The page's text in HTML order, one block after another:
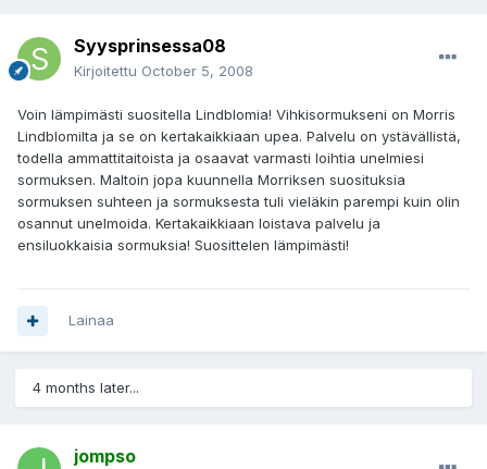
Syysprinsessa08
Kirjoitettu October 5, 2008
Voin lämpimästi suositella Lindblomia! Vihkisormukseni on Morris
Lindblomilta ja se on kertakaikkiaan upea. Palvelu on ystävällistä,
todella ammattitaitoista ja osaavat varmasti loihtia unelmiesi
sormuksen. Maltoin jopa kuunnella Morriksen suosituksia
sormuksen suhteen ja sormuksesta tuli vieläkin parempi kuin olin
osannut unelmoida. Kertakaikkiaan loistava palvelu ja
ensiluokkaisia sormuksia! Suosittelen lämpimästi!
Lainaa
4 months later...
jompso